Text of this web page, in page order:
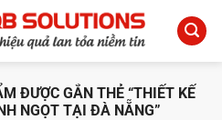
ĐƯỢC GẮN THẺ “THIẾT KẾ
NGỌT TẠI ĐÀ NẴNG”